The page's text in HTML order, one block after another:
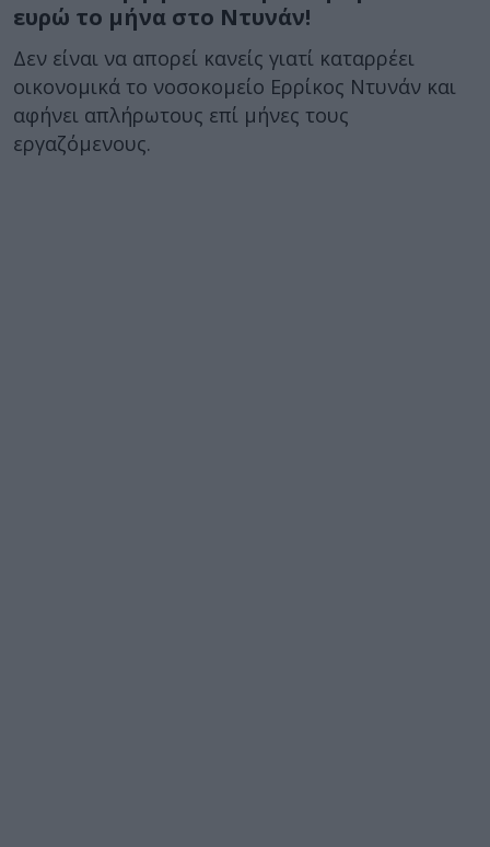
ευρώ το μήνα στο Ντυνάν!
Δεν είναι να απορεί κανείς γιατί καταρρέει
οικονομικά το νοσοκομείο Ερρίκος Ντυνάν και
αφήνει απλήρωτους επί μήνες τους
εργαζόμενους.